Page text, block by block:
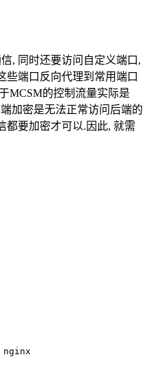
, 同时还要访问自定义端口,
些端口反向代理到常用端口
MCSM的控制流量实际是
加密是无法正常访问后端的
都要加密才可以.因此, 就需